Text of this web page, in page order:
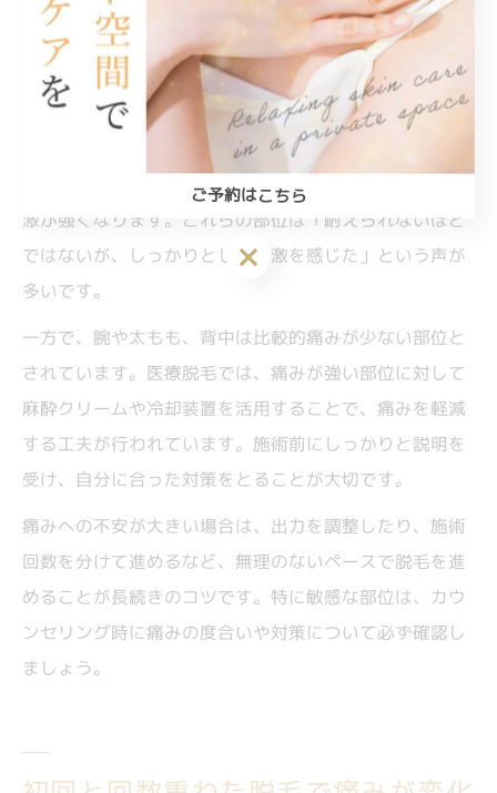
医療脱毛で痛みが強い部位はどこなのか解説
医療脱毛はサロン脱毛よりも出力が高いため、痛みを強
く感じる部位がはっきりしています。特にヒゲ、VIO、
脇、すねなどは毛が太く密集しているため、照射時の刺
激が強くなります。これらの部位は「耐えられないほど
ではないが、しっかりとした刺激を感じた」という声が
多いです。
一方で、腕や太もも、背中は比較的痛みが少ない部位と
されています。医療脱毛では、痛みが強い部位に対して
麻酔クリームや冷却装置を活用することで、痛みを軽減
する工夫が行われています。施術前にしっかりと説明を
受け、自分に合った対策をとることが大切です。
痛みへの不安が大きい場合は、出力を調整したり、施術
回数を分けて進めるなど、無理のないペースで脱毛を進
めることが長続きのコツです。特に敏感な部位は、カウ
ンセリング時に痛みの度合いや対策について必ず確認し
ましょう。
ご予約はこちら
ご予約はこちら